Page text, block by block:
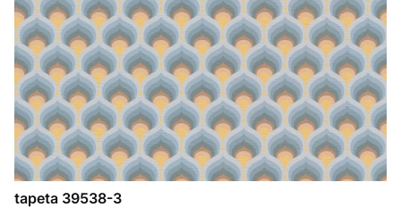
tapeta 39538-3